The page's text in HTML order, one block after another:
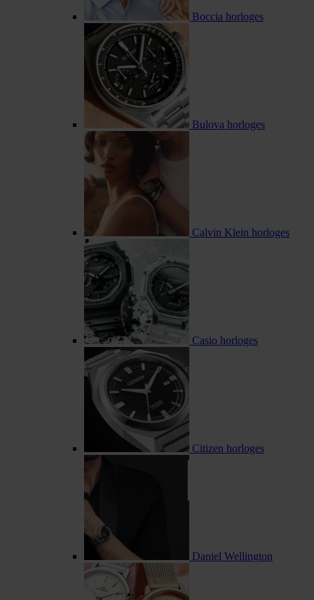
Boccia horloges
Bulova horloges
Calvin Klein horloges
Casio horloges
Citizen horloges
Daniel Wellington